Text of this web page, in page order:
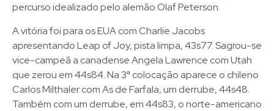
percurso idealizado pelo alemão Olaf Peterson.
A vitória foi para os EUA com Charlie Jacobs
apresentando Leap of Joy, pista limpa, 43s77. Sagrou-se
vice-campeã a canadense Angela Lawrence com Utah
que zerou em 44s84. Na 3ª colocação aparece o chileno
Carlos Milthaler com As de Farfala, um derrube, 44s48.
Também com um derrube, em 44s83, o norte-americano